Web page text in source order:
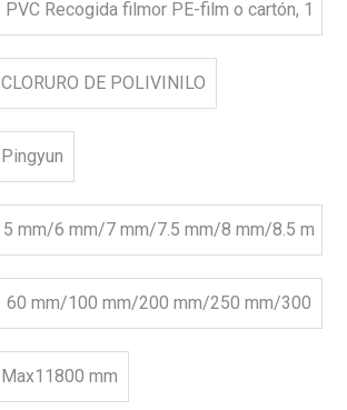
PVC Recogida filmor PE-film o cartón, 1
ito.
CLORURO DE POLIVINILO
Pingyun
5 mm/6 mm/7 mm/7.5 mm/8 mm/8.5 m
15 mm
60 mm/100 mm/200 mm/250 mm/300
Max11800 mm